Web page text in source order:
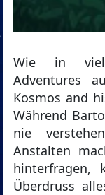
Wie in
Adventures
Kosmos and
Während
nie
Anstalten
hinterfragen,
Überdruss